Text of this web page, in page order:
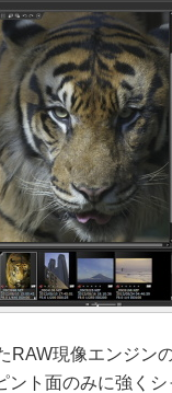
RAW現像エンジン
ント面のみに強く